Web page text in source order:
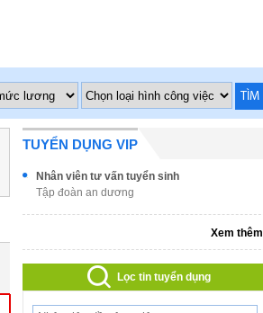
TÌM
TUYỂN DỤNG VIP
Nhân viên tư vấn tuyển sinh
Tập đoàn an dương
Xem thêm
Lọc tin tuyển dụng